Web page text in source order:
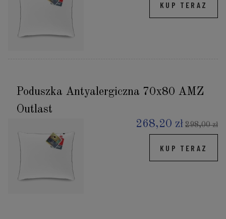
KUP TERAZ
Poduszka Antyalergiczna 70x80 AMZ
Outlast
268,20 zł 298,00 zł
KUP TERAZ